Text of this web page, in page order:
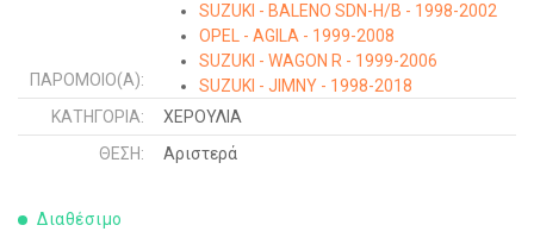
ΠΑΡΌΜΟΙΟ(Α):
SUZUKI - BALENO SDN-H/B - 1998-2002
OPEL - AGILA - 1999-2008
SUZUKI - WAGON R - 1999-2006
SUZUKI - JIMNY - 1998-2018
SUZUKI - BALENO SDN - 1994-1998
SUZUKI - BALENO H/B - 1994-1998
ΚΑΤΗΓΟΡΊΑ:
ΧΕΡΟΥΛΙΑ
ΘΈΣΗ:
Αριστερά
Διαθέσιμο